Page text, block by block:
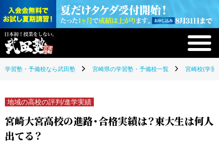
学習塾・予備校なら武田塾 宮崎県の学習塾・予備校一覧 宮崎校(学習
地域の高校の評判/進学実績
宮崎大宮高校の進路・合格実績は？東大生は何人
出てる？